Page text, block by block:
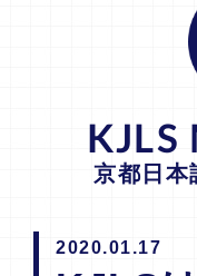
KJLS
京都日本
2020.01.17